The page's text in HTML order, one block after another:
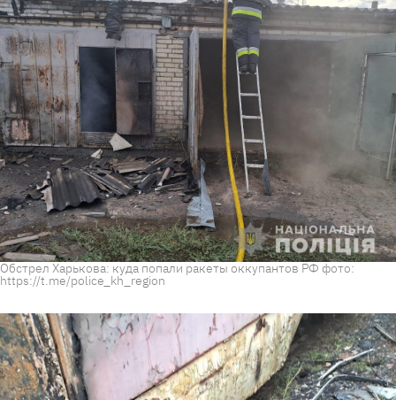
Обстрел Харькова: куда попали ракеты оккупантов РФ фото:
https://t.me/police_kh_region